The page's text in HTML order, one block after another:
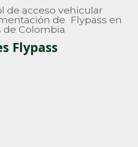
de acceso vehicular
de Flypass en
de Colombia
Flypass